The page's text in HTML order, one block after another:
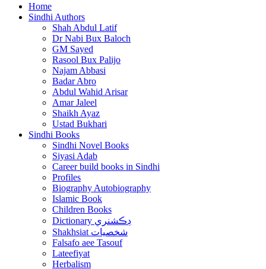
Home
Sindhi Authors
Shah Abdul Latif
Dr Nabi Bux Baloch
GM Sayed
Rasool Bux Palijo
Najam Abbasi
Badar Abro
Abdul Wahid Arisar
Amar Jaleel
Shaikh Ayaz
Ustad Bukhari
Sindhi Books
Sindhi Novel Books
Siyasi Adab
Career build books in Sindhi
Profiles
Biography Autobiography
Islamic Book
Children Books
Dictionary ڊڪشنري
Shakhsiat شخصيات
Falsafo aee Tasouf
Lateefiyat
Herbalism